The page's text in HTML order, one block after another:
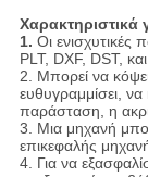
Χαρακτηριστικά
1. Οι
PLT, DXF, DST,
2. Μπορεί να κόψει
ευθυγραμμίσει, να
παράσταση, η
3. Μια μηχανή
επικεφαλής
4. Για να